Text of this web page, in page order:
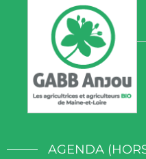
AGENDA
Panneau de gestion